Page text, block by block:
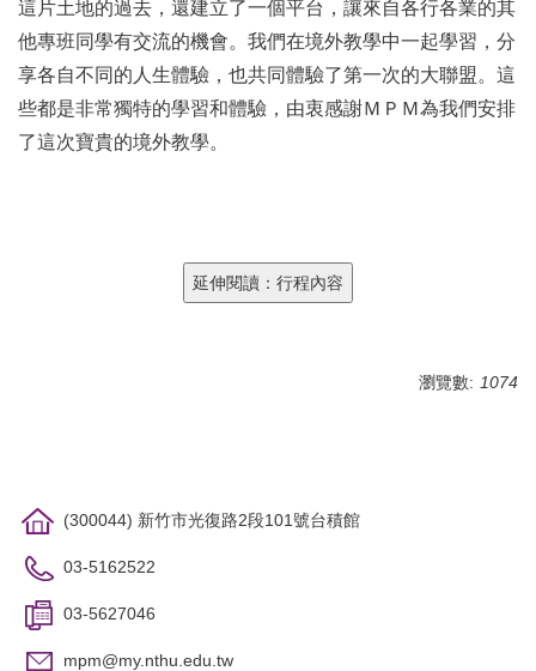
這片土地的過去，還建立了一個平台，讓來自各行各業的其
他專班同學有交流的機會。我們在境外教學中一起學習，分
享各自不同的人生體驗，也共同體驗了第一次的大聯盟。這
些都是非常獨特的學習和體驗，由衷感謝ＭＰＭ為我們安排
了這次寶貴的境外教學。
瀏覽數: 1074
(300044) 新竹市光復路2段101號台積館
03-5162522
03-5627046
mpm@my.nthu.edu.tw